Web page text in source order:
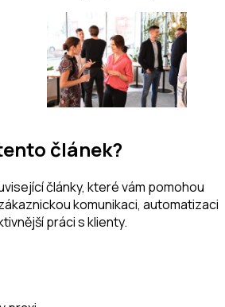
článek?
články, které vám pomohou
komunikaci, automatizaci
práci s klienty.